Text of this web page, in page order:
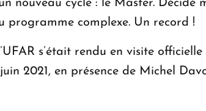
nouveau cycle : le Master.
programme complexe. Un record !
s’était rendu en visite
2021, en présence de Michel